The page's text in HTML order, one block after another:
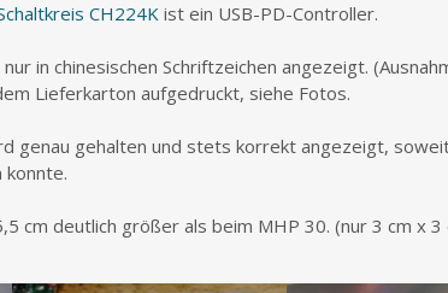
CH224K ist ein USB-PD-Controller.
in chinesischen Schriftzeichen angezeigt.
Lieferkarton aufgedruckt, siehe Fotos.
genau gehalten und stets korrekt angezeigt,
cm deutlich größer als beim MHP 30. (nur 3 cm x 3